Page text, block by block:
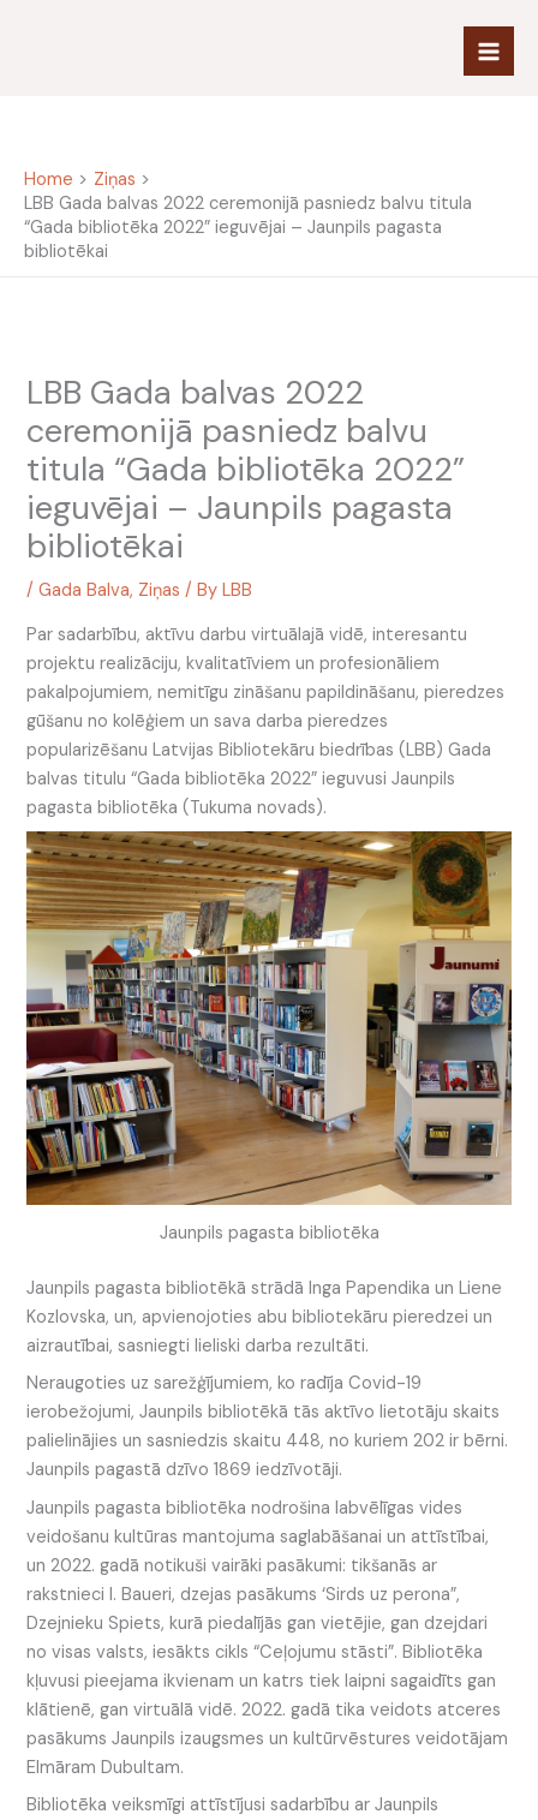
Home
Ziņas
LBB Gada balvas 2022 ceremonijā pasniedz balvu titula
“Gada bibliotēka 2022” ieguvējai – Jaunpils pagasta
bibliotēkai
LBB Gada balvas 2022
ceremonijā pasniedz balvu
titula “Gada bibliotēka 2022”
ieguvējai – Jaunpils pagasta
bibliotēkai
/Gada Balva, Ziņas / ByLBB
Par sadarbību, aktīvu darbu virtuālajā vidē, interesantu
projektu realizāciju, kvalitatīviem un profesionāliem
pakalpojumiem, nemitīgu zināšanu papildināšanu, pieredzes
gūšanu no kolēģiem un sava darba pieredzes
popularizēšanu Latvijas Bibliotekāru biedrības (LBB) Gada
balvas titulu “Gada bibliotēka 2022” ieguvusi Jaunpils
pagasta bibliotēka (Tukuma novads).
Jaunpils pagasta bibliotēka
Jaunpils pagasta bibliotēkā strādā Inga Papendika un Liene
Kozlovska, un, apvienojoties abu bibliotekāru pieredzei un
aizrautībai, sasniegti lieliski darba rezultāti.
Neraugoties uz sarežģījumiem, ko radīja Covid-19
ierobežojumi, Jaunpils bibliotēkā tās aktīvo lietotāju skaits
palielinājies un sasniedzis skaitu 448, no kuriem 202 ir bērni.
Jaunpils pagastā dzīvo 1869 iedzīvotāji.
Jaunpils pagasta bibliotēka nodrošina labvēlīgas vides
veidošanu kultūras mantojuma saglabāšanai un attīstībai,
un 2022. gadā notikuši vairāki pasākumi: tikšanās ar
rakstnieci I. Baueri, dzejas pasākums ‘Sirds uz perona”,
Dzejnieku Spiets, kurā piedalījās gan vietējie, gan dzejdari
no visas valsts, iesākts cikls “Ceļojumu stāsti”. Bibliotēka
kļuvusi pieejama ikvienam un katrs tiek laipni sagaidīts gan
klātienē, gan virtuālā vidē. 2022. gadā tika veidots atceres
pasākums Jaunpils izaugsmes un kultūrvēstures veidotājam
Elmāram Dubultam.
Bibliotēka veiksmīgi attīstījusi sadarbību ar Jaunpils